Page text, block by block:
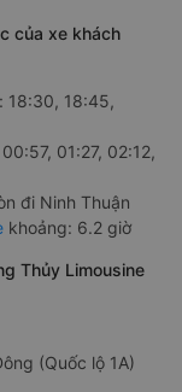
của xe khách
18:30, 18:45,
01:27, 02:12,
đi Ninh Thuận
khoảng: 6.2 giờ
Thủy Limousine
(Quốc lộ 1A)